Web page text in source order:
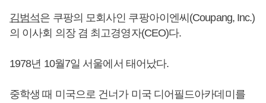
김범석은 쿠팡의 모회사인 쿠팡아이엔씨(Coupang, Inc.)
의 이사회 의장 겸 최고경영자(CEO)다.
1978년 10월7일 서울에서 태어났다.
중학생 때 미국으로 건너가 미국 디어필드아카데미를